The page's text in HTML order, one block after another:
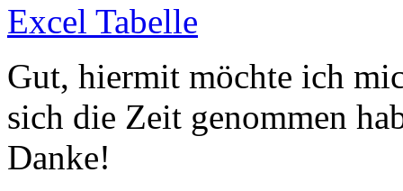
Excel Tabelle
Gut, hiermit möchte ich
sich die Zeit genommen
Danke!